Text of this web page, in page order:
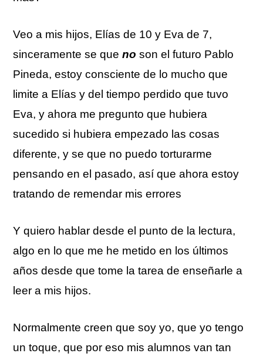
Veo a mis hijos, Elías de 10 y Eva de 7,
sinceramente se quenoson el futuro Pablo
Pineda, estoy consciente de lo mucho que
limite a Elías y del tiempo perdido que tuvo
Eva, y ahora me pregunto que hubiera
sucedido si hubiera empezado las cosas
diferente, y se que no puedo torturarme
pensando en el pasado, así que ahora estoy
tratando de remendar mis errores
Y quiero hablar desde el punto de la lectura,
algo en lo que me he metido en los últimos
años desde que tome la tarea de enseñarle a
leer a mis hijos.
Normalmente creen que soy yo, que yo tengo
un toque, que por eso mis alumnos van tan